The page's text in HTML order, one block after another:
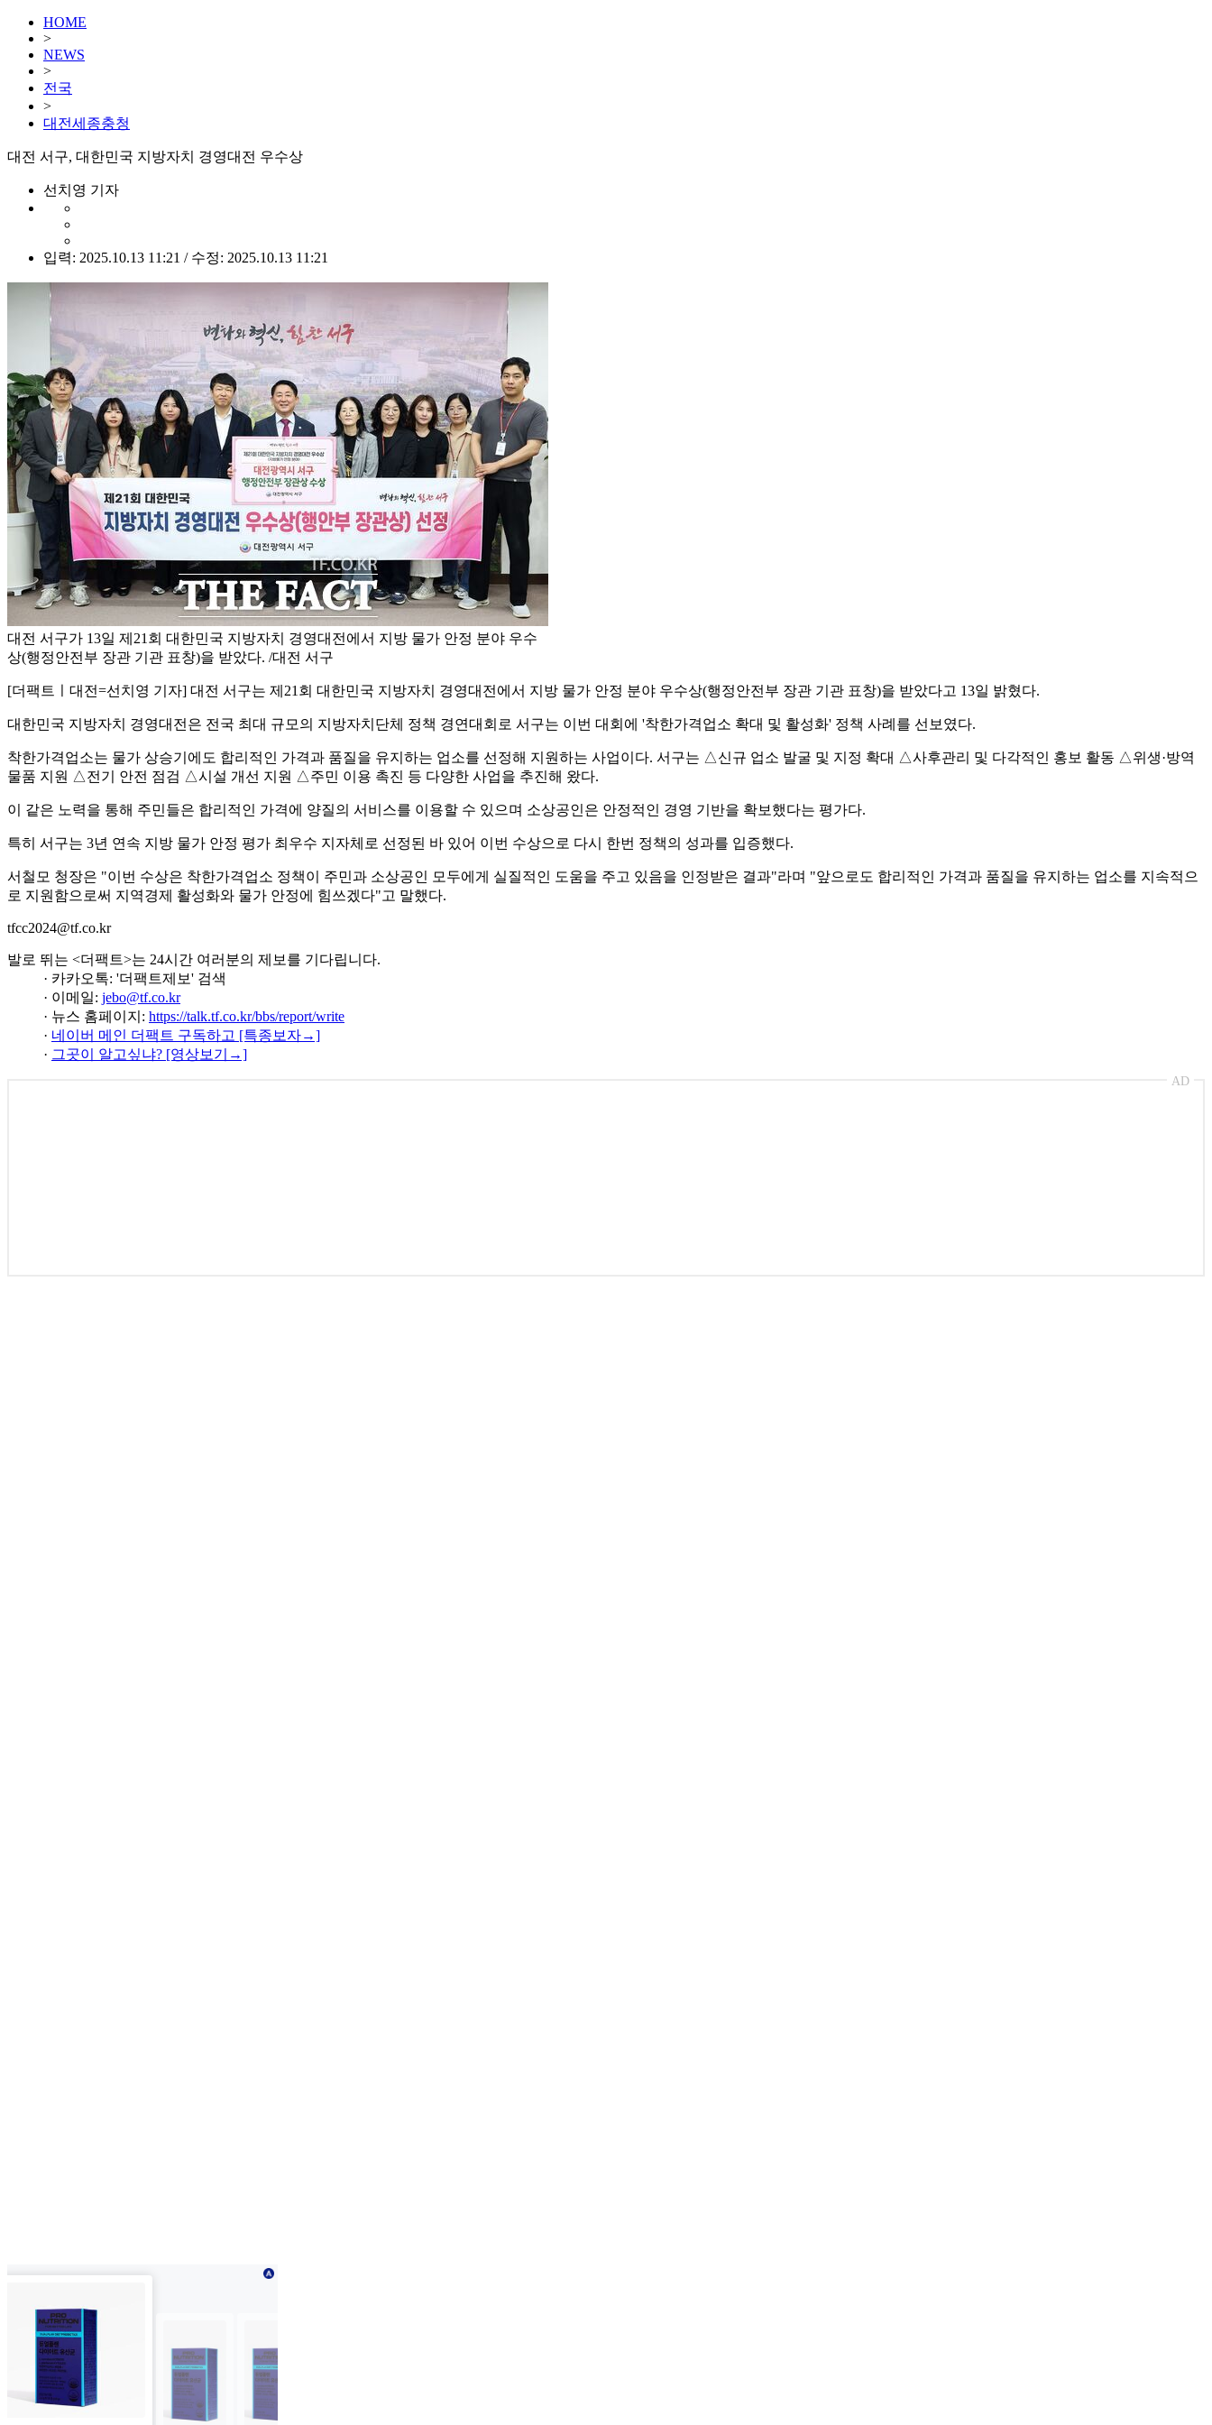
HOME
>
NEWS
>
전국
>
대전세종충청
대전 서구, 대한민국 지방자치 경영대전 우수상
선치영 기자
입력: 2025.10.13 11:21 / 수정: 2025.10.13 11:21
대전 서구가 13일 제21회 대한민국 지방자치 경영대전에서 지방 물가 안정 분야 우수
상(행정안전부 장관 기관 표창)을 받았다. /대전 서구
[더팩트ㅣ대전=선치영 기자] 대전 서구는 제21회 대한민국 지방자치 경영대전에서 지방 물가 안정 분야 우수상(행정안전부 장관 기관 표창)을 받았다고 13일 밝혔다.
대한민국 지방자치 경영대전은 전국 최대 규모의 지방자치단체 정책 경연대회로 서구는 이번 대회에 '착한가격업소 확대 및 활성화' 정책 사례를 선보였다.
착한가격업소는 물가 상승기에도 합리적인 가격과 품질을 유지하는 업소를 선정해 지원하는 사업이다. 서구는 △신규 업소 발굴 및 지정 확대 △사후관리 및 다각적인 홍보 활동 △위생·방역
물품 지원 △전기 안전 점검 △시설 개선 지원 △주민 이용 촉진 등 다양한 사업을 추진해 왔다.
이 같은 노력을 통해 주민들은 합리적인 가격에 양질의 서비스를 이용할 수 있으며 소상공인은 안정적인 경영 기반을 확보했다는 평가다.
특히 서구는 3년 연속 지방 물가 안정 평가 최우수 지자체로 선정된 바 있어 이번 수상으로 다시 한번 정책의 성과를 입증했다.
서철모 청장은 "이번 수상은 착한가격업소 정책이 주민과 소상공인 모두에게 실질적인 도움을 주고 있음을 인정받은 결과"라며 "앞으로도 합리적인 가격과 품질을 유지하는 업소를 지속적으
로 지원함으로써 지역경제 활성화와 물가 안정에 힘쓰겠다"고 말했다.
tfcc2024@tf.co.kr
발로 뛰는 <더팩트>는 24시간 여러분의 제보를 기다립니다.
· 카카오톡: '더팩트제보' 검색
· 이메일: jebo@tf.co.kr
· 뉴스 홈페이지: https://talk.tf.co.kr/bbs/report/write
· 네이버 메인 더팩트 구독하고 [특종보자→]
· 그곳이 알고싶냐? [영상보기→]
AD